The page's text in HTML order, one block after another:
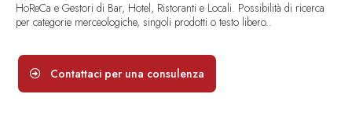
HoReCa e Gestori di Bar, Hotel, Ristoranti e Locali. Possibilità di ricerca
per categorie merceologiche, singoli prodotti o testo libero..
Contattaci per una consulenza